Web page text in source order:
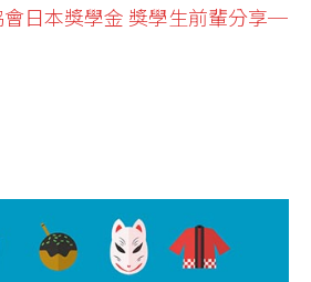
會日本獎學金 獎學生前輩分享─